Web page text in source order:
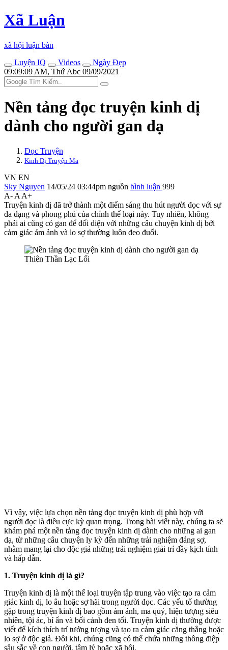
Xã Luận
xã hội luận bàn
Luyện IQ
Videos
Ngày Đẹp
09:09:09 AM, Thứ Abc 09/09/2021
Nền tảng đọc truyện kinh dị
dành cho người gan dạ
Đọc Truyện
Kinh Dị Truyện Ma
VN EN
Sky Nguyen 14/05/24 03:44pm nguồn bình luận 999
A- A A+
Truyện kinh dị đã trở thành một điểm sáng thu hút người đọc với sự
đa dạng và phong phú của chính thể loại này. Tuy nhiên, không
phải ai cũng có gan để đối diện với những câu chuyện kinh dị bởi
cảm giác ám ảnh và lo sợ thường luôn đeo đuổi.
Thiên Thần Lạc Lối
Vì vậy, việc lựa chọn nền tảng đọc truyện kinh dị phù hợp với
người đọc là điều cực kỳ quan trọng. Trong bài viết này, chúng ta sẽ
khám phá một nền tảng đọc truyện kinh dị dành cho những ai gan
dạ, từ những câu chuyện ly kỳ đến những trải nghiệm đáng sợ,
nhằm mang lại cho độc giả những trải nghiệm giải trí đầy kịch tính
và hấp dẫn.
1. Truyện kinh dị là gì?
Truyện kinh dị là một thể loại truyện tập trung vào việc tạo ra cảm
giác kinh dị, lo âu hoặc sợ hãi trong người đọc. Các yếu tố thường
gặp trong truyện kinh dị bao gồm ám ảnh, ma quỷ, hiện tượng siêu
nhiên, tội ác, bí ẩn và bối cảnh đen tối. Truyện kinh dị thường được
viết để kíc‌h thí‌ch trí tưởng tượng và tạo ra cảm giác căng thẳng hoặc
lo sợ ở độc giả. Đôi khi, chúng cũng có thể chứa những thông điệp
sâu sắc về con người, tâm lý hoặc xã hội.